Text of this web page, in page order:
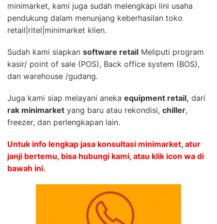
minimarket, kami juga sudah melengkapi lini usaha
pendukung dalam menunjang keberhasilan toko
retail|ritel|minimarket klien.
Sudah kami siapkan software retail Meliputi program
kasir/ point of sale (POS), Back office system (BOS),
dan warehouse /gudang.
Juga kami siap melayani aneka equipment retail, dari
rak minimarket yang baru atau rekondisi, chiller,
freezer, dan perlengkapan lain.
Untuk info lengkap jasa konsultasi minimarket, atur
janji bertemu, bisa hubungi kami, atau klik icon wa di
bawah ini.